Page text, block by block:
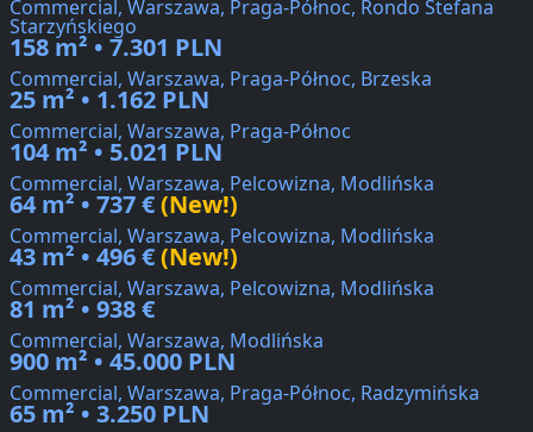
Commercial, Warszawa, Praga-Północ, Rondo Stefana
Starzyńskiego
158 m² • 7.301 PLN
Commercial, Warszawa, Praga-Północ, Brzeska
25 m² • 1.162 PLN
Commercial, Warszawa, Praga-Północ
104 m² • 5.021 PLN
Commercial, Warszawa, Pelcowizna, Modlińska
64 m² • 737 €(New!)
Commercial, Warszawa, Pelcowizna, Modlińska
43 m² • 496 €(New!)
Commercial, Warszawa, Pelcowizna, Modlińska
81 m² • 938 €
Commercial, Warszawa, Modlińska
900 m² • 45.000 PLN
Commercial, Warszawa, Praga-Północ, Radzymińska
65 m² • 3.250 PLN